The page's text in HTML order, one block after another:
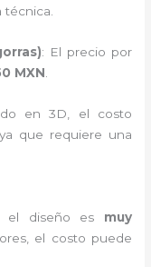
técnica.
: El precio por
MXN
en 3D, el costo
que requiere una
el diseño es muy
el costo puede